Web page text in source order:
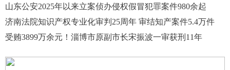
山东公安2025年以来立案侦办侵权假冒犯罪案件980余起
济南法院知识产权专业化审判25周年 审结知产案件5.4万件
受贿3899万余元！淄博市原副市长宋振波一审获刑11年